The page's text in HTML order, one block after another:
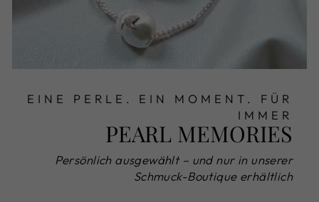
EINE PERLE. EIN MOMENT. FÜR
IMMER
PEARL MEMORIES
Persönlich ausgewählt – und nur in unserer
Schmuck-Boutique erhältlich